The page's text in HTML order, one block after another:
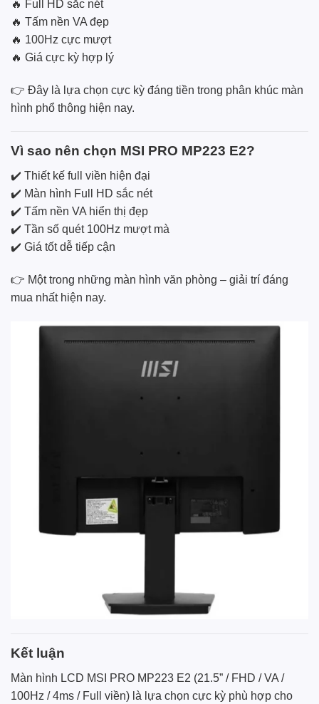
🔥 Full HD sắc nét
🔥 Tấm nền VA đẹp
🔥 100Hz cực mượt
🔥 Giá cực kỳ hợp lý
👉 Đây là lựa chọn cực kỳ đáng tiền trong phân khúc màn
hình phổ thông hiện nay.
Vì sao nên chọn MSI PRO MP223 E2?
✔️ Thiết kế full viền hiện đại
✔️ Màn hình Full HD sắc nét
✔️ Tấm nền VA hiển thị đẹp
✔️ Tần số quét 100Hz mượt mà
✔️ Giá tốt dễ tiếp cận
👉 Một trong những màn hình văn phòng – giải trí đáng
mua nhất hiện nay.
Kết luận
Màn hình LCD MSI PRO MP223 E2 (21.5” / FHD / VA /
100Hz / 4ms / Full viền) là lựa chọn cực kỳ phù hợp cho